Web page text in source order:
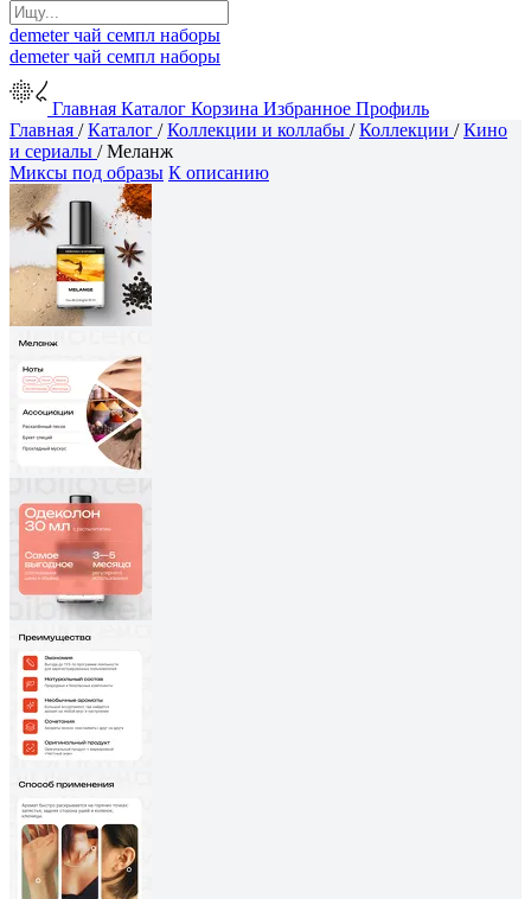
demeterчай семпл наборы
demeterчай семпл наборы
Главная Каталог Корзина Избранное Профиль
Главная /Каталог /Коллекции и коллабы /Коллекции /Кино
и сериалы /Меланж
Миксы под образы К описанию